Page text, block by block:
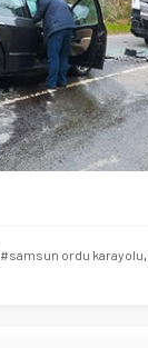
#samsun ordu karayolu